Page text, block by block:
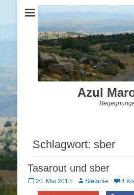
Azul
Schlagwort: sber
Tasarout und sber
Posted20. Mai 2018 AutorStefanie 4